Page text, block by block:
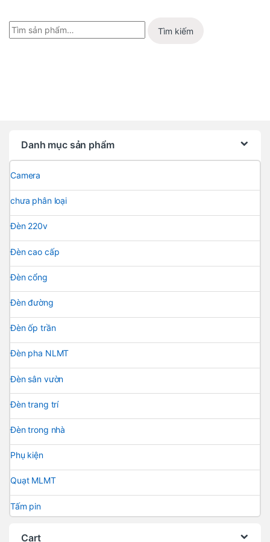
Tìm kiếm
Danh mục sản phẩm
Camera
chưa phân loại
Đèn 220v
Đèn cao cấp
Đèn cổng
Đèn đường
Đèn ốp trần
Đèn pha NLMT
Đèn sân vườn
Đèn trang trí
Đèn trong nhà
Phụ kiện
Quạt MLMT
Tấm pin
Cart